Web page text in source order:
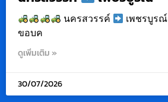
นครสวรรค์
เพชรบูรณ์
ขอบค
ดูเพิ่มเติม »
30/07/2026